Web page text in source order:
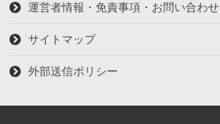
運営者情報・免責事項・お問い合わせ
サイトマップ
外部送信ポリシー